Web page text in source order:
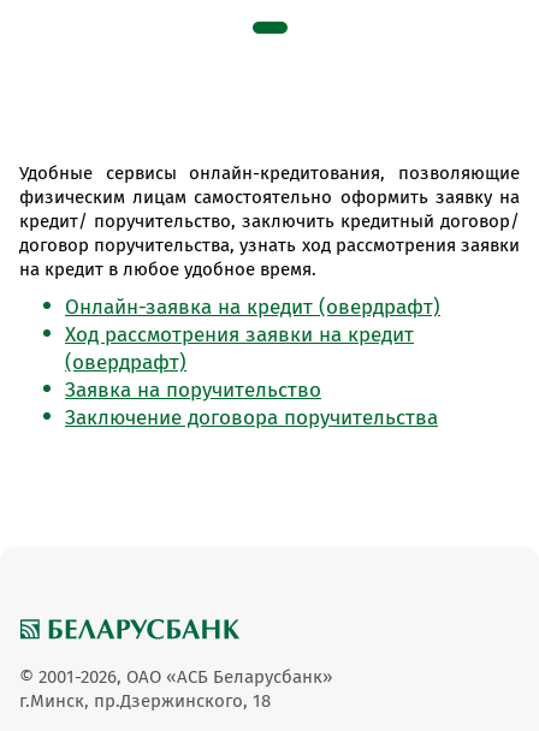
Удобные сервисы онлайн-кредитования, позволяющие
физическим лицам самостоятельно оформить заявку на
кредит/ поручительство, заключить кредитный договор/
договор поручительства, узнать ход рассмотрения заявки
на кредит в любое удобное время.
Онлайн-заявка на кредит (овердрафт)
Ход рассмотрения заявки на кредит
(овердрафт)
Заявка на поручительство
Заключение договора поручительства
© 2001-2026, ОАО «АСБ Беларусбанк»
г.Минск, пр.Дзержинского, 18